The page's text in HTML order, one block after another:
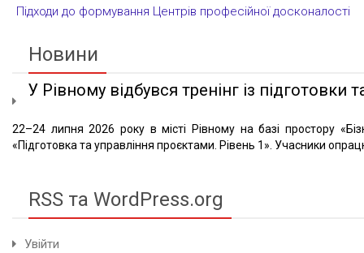
Підходи до формування Центрів професійної досконалості
Новини
У Рівному відбувся тренінг із підготовки
22–24 липня 2026 року в місті Рівному на базі простору
«Підготовка та управління проєктами. Рівень 1». Учасники
RSS та WordPress.org
Увійти